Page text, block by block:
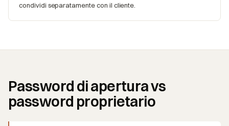
condividi separatamente con il cliente.
Password di apertura vs
password proprietario